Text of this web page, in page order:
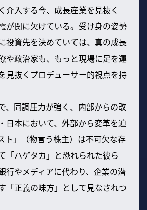
介入する今、成長産業を見抜く
が関に欠けている。受け身の姿勢
投資先を決めていては、真の成長
や政治家も、もっと現場に足を運
見抜くプロデューサー的視点を持
、同調圧力が強く、内部からの改
日本において、外部から変革を迫
ト」（物言う株主）は不可欠な存
「ハゲタカ」と恐れられた彼ら
行やメディアに代わり、企業の潜
「正義の味方」として見なされつ